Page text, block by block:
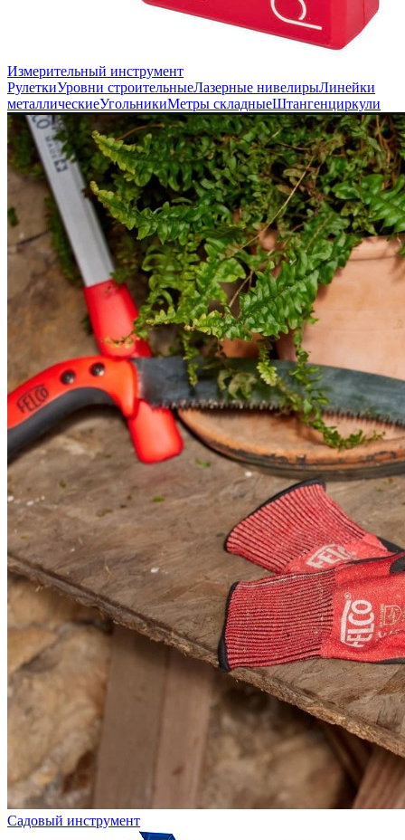
Измерительный инструмент
РулеткиУровни строительныеЛазерные нивелирыЛинейки
металлическиеУгольникиМетры складныеШтангенциркули
Садовый инструмент